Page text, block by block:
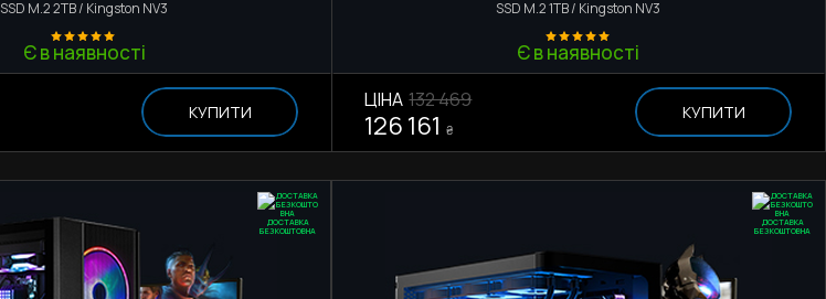
SSD M.22TB / Kingston NV3
Є в наявності
КУПИТИ
SSD M.21TB / Kingston NV3
Є в наявності
ЦІНА 132 469
126 161 ₴
КУПИТИ
ДОСТАВКА
БЕЗКОШТОВНА
ДОСТАВКА
БЕЗКОШТОВНА